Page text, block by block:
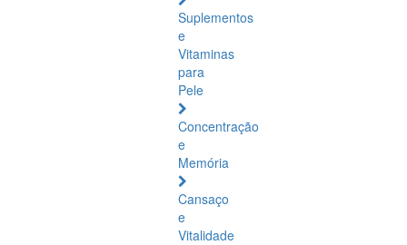
Suplementos
e
Vitaminas
para
Pele
Concentração
e
Memória
Cansaço
e
Vitalidade